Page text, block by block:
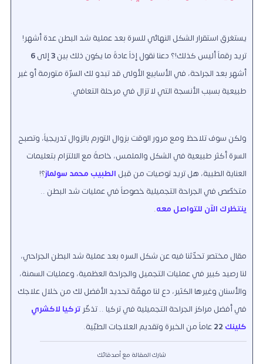
يستغرق استقرار الشكل النهائي للسرة بعد عملية شد البطن عدة أشهر!
تريد رقماً أليس كذلك!؟ دعنا نقول إذاً عادةً ما يكون ذلك بين3إلى6
أشهر بعد الجراحة، في الأسابيع الأولى قد تبدو لك السرّة متورمة أو غير
طبيعية بسبب الأنسجة التي لا تزال في مرحلة التعافي.
ولكن سوف تلاحظ ومع مرور الوقت بزوال التورم بالزوال تدريجياً، وتصبح
السرة أكثر طبيعية في الشكل والملمس، خاصةً مع الالتزام بتعليمات
العناية الطبية، هل تريد توصيات من قبل الطبيب محمد سولماز؟!
متخصّص في الجراحة التجميلية خصوصاً في عمليات شد البطن ..
ينتظرك الآن للتواصل معه.
مقال مختصر تحدّثنا فيه عن شكل السره بعد عملية شد البطن الجراحي،
لنا رصيد كبير في عمليات التجميل والجراحة العظمية، وعمليات السمنة،
والأسنان وغيرها الكثير، دع لنا مهمّة تحديد الأفضل لك من خلال علاجك
في أفضل مراكز الجراحة التجميلية في تركيا .. تذكّرتركيا لاكشري
كلينك 22عاماً من الخبرة وتقديم العلاجات الطبّية.
شارك المقالة مع أصدقائك